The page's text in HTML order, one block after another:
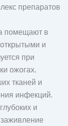
препаратов
помещают в
и
при
ожогах.
тканей и
инфекций.
и